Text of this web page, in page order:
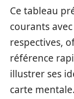
Ce tableau
courants
respectives,
référence
illustrer ses
carte mentale.